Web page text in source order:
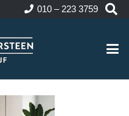
010 – 223 3759